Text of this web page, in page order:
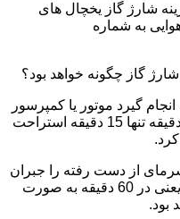
شارژ گاز یخچال های
به شماره
گاز چگونه خواهد بود؟
گیرد موتور یا کمپرسور
یخچال برای جبران افت سرما در 60 دقیقه تنها 15 دقیقه استراحت
موتور سرمای از دست رفته را جبران
می کند و به حالت عادی بر می گردد.یعنی در 60 دقیقه به صورت